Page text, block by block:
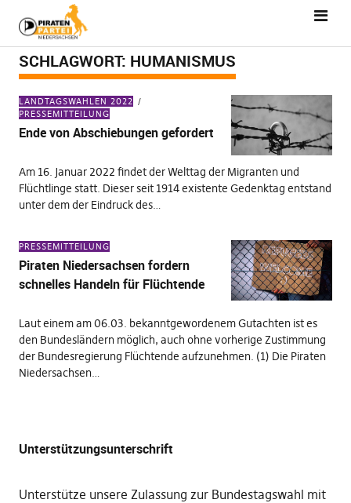
SCHLAGWORT: HUMANISMUS
LANDTAGSWAHLEN 2022
PRESSEMITTEILUNG
Ende von Abschiebungen gefordert
Am 16. Januar 2022 findet der Welttag der Migranten und
Flüchtlinge statt. Dieser seit 1914 existente Gedenktag entstand
unter dem der Eindruck des…
PRESSEMITTEILUNG
Piraten Niedersachsen fordern
schnelles Handeln für Flüchtende
Laut einem am 06.03. bekanntgewordenem Gutachten ist es
den Bundesländern möglich, auch ohne vorherige Zustimmung
der Bundesregierung Flüchtende aufzunehmen. (1) Die Piraten
Niedersachsen…
Unterstützungsunterschrift
Unterstütze unsere Zulassung zur Bundestagswahl mit